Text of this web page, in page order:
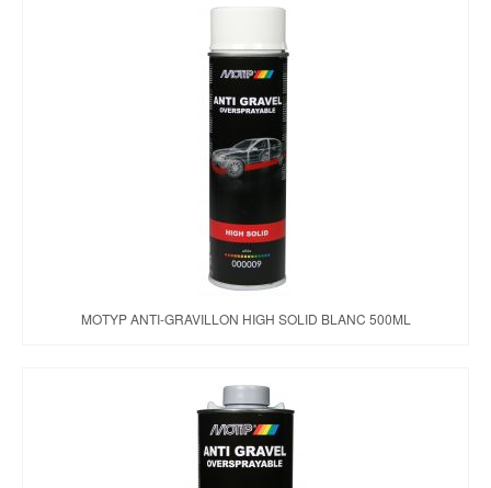
MOTYP ANTI-GRAVILLON HIGH SOLID BLANC 500ML